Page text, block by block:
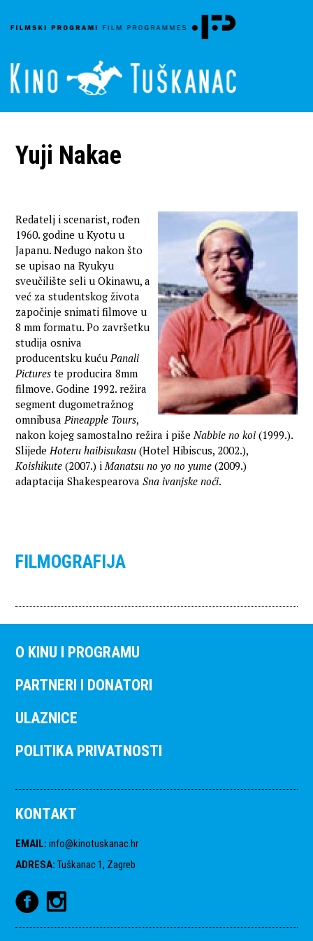
Yuji Nakae
Redatelj i scenarist, rođen
1960. godine u Kyotu u
Japanu. Nedugo nakon što
se upisao na Ryukyu
sveučilište seli u Okinawu, a
već za studentskog života
započinje snimati filmove u
8 mm formatu. Po završetku
studija osniva
producentsku kućuPanali
Pictures te producira 8mm
filmove. Godine 1992. režira
segment dugometražnog
omnibusaPineapple Tours,
nakon kojeg samostalno režira i pišeNabbie no koi (1999.).
SlijedeHoteru haibisukasu (Hotel Hibiscus, 2002.),
Koishikute (2007.) iManatsu no yo no yume (2009.)
adaptacija ShakespearovaSna ivanjske noći.
FILMOGRAFIJA
O KINU I PROGRAMU
PARTNERI I DONATORI
ULAZNICE
POLITIKA PRIVATNOSTI
KONTAKT
EMAIL: info@kinotuskanac.hr
ADRESA: Tuškanac 1, Zagreb